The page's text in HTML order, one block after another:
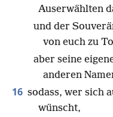
Auserwählten
und der
von euch zu
aber seine
anderen
16 sodass, wer sich
wünscht,